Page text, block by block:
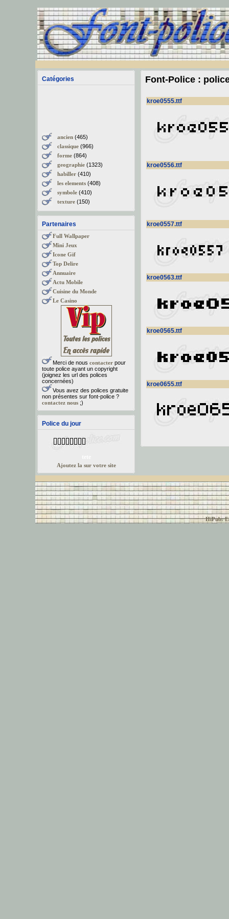
Catégories
ancien(465)
classique(966)
forme(864)
geographie(1323)
habiller(410)
les elements(408)
symbole(410)
texture(150)
Partenaires
Full Wallpaper
Mini Jeux
Icone Gif
Top Delire
Annuaire
Actu Mobile
Cuisine du Monde
Le Casino
Merci de nous contacterpour
toute police ayant un copyright
(joignez les url des polices
concernées)
Vous avez des polices gratuite
non présentes sur font-police ?
contactez nous;)
Police du jour
Ajoutez la sur votre site
Font-Police :
kroe0555.ttf
kroe0556.ttf
kroe0557.ttf
kroe0563.ttf
kroe0565.ttf
kroe0655.ttf
HiPub: